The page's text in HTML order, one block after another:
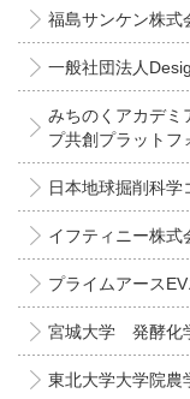
福島サンケン株式
一般社団法人
みちのくアカデミ
プ共創プラットフ
日本地球掘削科学
イフティニー株式
プライムアース
宮城大学 発酵化
東北大学大学院農